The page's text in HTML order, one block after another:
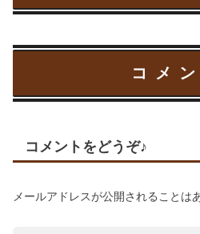
コメ
コメントをどうぞ♪
メールアドレスが公開されることは